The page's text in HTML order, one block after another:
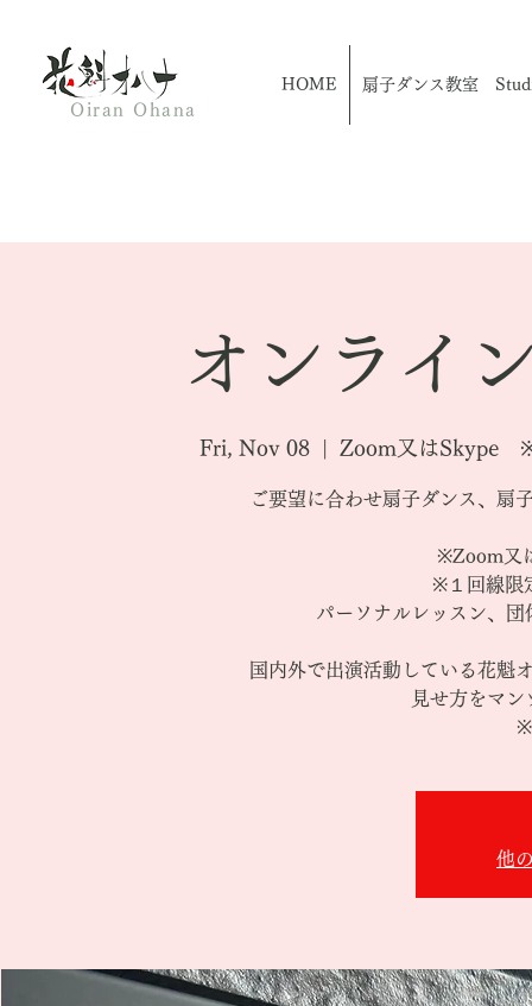
Oiran Ohana
HOME 扇子ダンス教室
オンライ
Fri, Nov 08
  |
Zoom又はSkype ※
ご要望に合わせ扇子ダンス、扇
※Zoom又
※１回線限
パーソナルレッスン、
国内外で出演活動している花魁
見せ方をマ
※
他